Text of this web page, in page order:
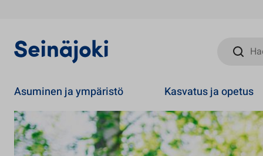
Hae
Asuminen ja ympäristö Kasvatus ja opetus